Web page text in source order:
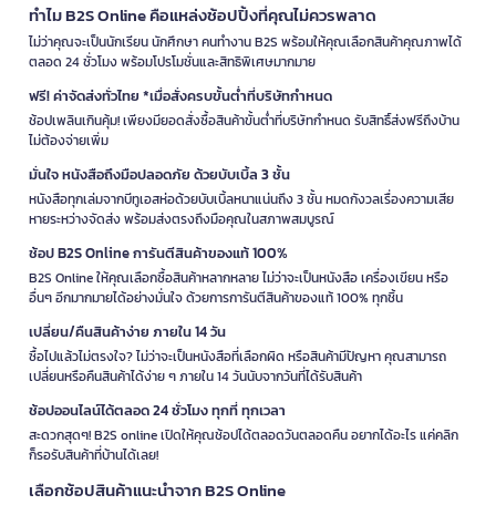
ทำไม B2S Online คือแหล่งช้อปปิ้งที่คุณไม่ควรพลาด
ไม่ว่าคุณจะเป็นนักเรียน นักศึกษา คนทำงาน B2S พร้อมให้คุณเลือกสินค้าคุณภาพได้
ตลอด 24 ชั่วโมง พร้อมโปรโมชั่นและสิทธิพิเศษมากมาย
ฟรี! ค่าจัดส่งทั่วไทย *เมื่อสั่งครบขั้นต่ำที่บริษัทกำหนด
ช้อปเพลินเกินคุ้ม! เพียงมียอดสั่งซื้อสินค้าขั้นต่ำที่บริษัทกำหนด รับสิทธิ์ส่งฟรีถึงบ้าน
ไม่ต้องจ่ายเพิ่ม
มั่นใจ หนังสือถึงมือปลอดภัย ด้วยบับเบิ้ล 3 ชั้น
หนังสือทุกเล่มจากบีทูเอสห่อด้วยบับเบิ้ลหนาแน่นถึง 3 ชั้น หมดกังวลเรื่องความเสีย
หายระหว่างจัดส่ง พร้อมส่งตรงถึงมือคุณในสภาพสมบูรณ์
ช้อป B2S Online การันตีสินค้าของแท้ 100%
B2S Online ให้คุณเลือกซื้อสินค้าหลากหลาย ไม่ว่าจะเป็นหนังสือ เครื่องเขียน หรือ
อื่นๆ อีกมากมายได้อย่างมั่นใจ ด้วยการการันตีสินค้าของแท้ 100% ทุกชิ้น
เปลี่ยน/คืนสินค้าง่าย ภายใน 14 วัน
ซื้อไปแล้วไม่ตรงใจ? ไม่ว่าจะเป็นหนังสือที่เลือกผิด หรือสินค้ามีปัญหา คุณสามารถ
เปลี่ยนหรือคืนสินค้าได้ง่าย ๆ ภายใน 14 วันนับจากวันที่ได้รับสินค้า
ช้อปออนไลน์ได้ตลอด 24 ชั่วโมง ทุกที่ ทุกเวลา
สะดวกสุดๆ! B2S online เปิดให้คุณช้อปได้ตลอดวันตลอดคืน อยากได้อะไร แค่คลิก
ก็รอรับสินค้าที่บ้านได้เลย!
เลือกช้อปสินค้าแนะนำจาก B2S Online